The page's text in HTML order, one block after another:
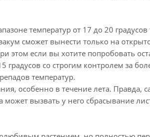
температур от 17 до 20
сможет вынести только на
этом если вы хотите попробовать
градусов со строгим контролем за
температур.
особенно в течение лета. Правда,
вызвать у него сбрасывание